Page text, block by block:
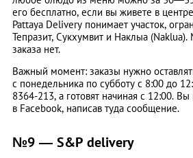
его бесплатно, если вы живете в
Pattaya Delivery понимает участок,
Тепразит, Сукхумвит и Наклыа
заказа нет.
Важный момент: заказы нужно
с понедельника по субботу с 8:00 до
8364-213, а готовят начиная с 12:00.
в Facebook, написав туда сообщение.
№9 — S&P delivery